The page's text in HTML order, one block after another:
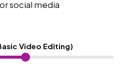
social media
Video Editing)